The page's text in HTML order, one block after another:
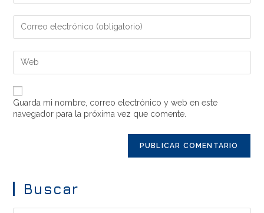
Guarda mi nombre, correo electrónico y web en este
navegador para la próxima vez que comente.
Buscar